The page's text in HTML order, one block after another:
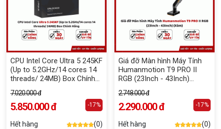
CPU Intel Core Ultra 5 245KF
(Up to 5.2GHz/14 cores 14
threads/ 24MB) Box Chính
7.020.000 đ
5.850.000 đ -17%
Hết hàng (0)
Giá đỡ Màn hình Máy Tính
Humanmotion T9 PRO II
RGB (23Inch - 43Inch)
2.748.000 đ
2.290.000 đ -17%
Hết hàng (0)